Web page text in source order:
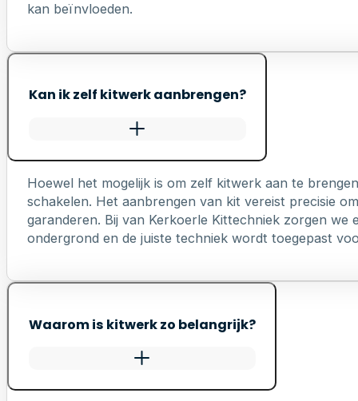
kan beïnvloeden.
Kan ik zelf kitwerk aanbrengen?
Hoewel het mogelijk is om zelf kitwerk aan te
schakelen. Het aanbrengen van kit vereist precisie
garanderen. Bij van Kerkoerle Kittechniek zorgen
ondergrond en de juiste techniek wordt toegepast
Waarom is kitwerk zo belangrijk?